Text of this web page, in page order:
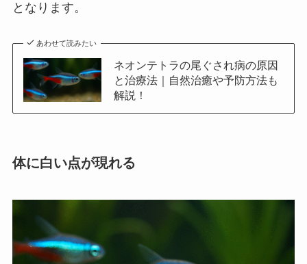
となります。
あわせて読みたい
ネオンテトラの尾ぐされ病の原因
と治療法｜自然治癒や予防方法も
解説！
体に白い点が現れる